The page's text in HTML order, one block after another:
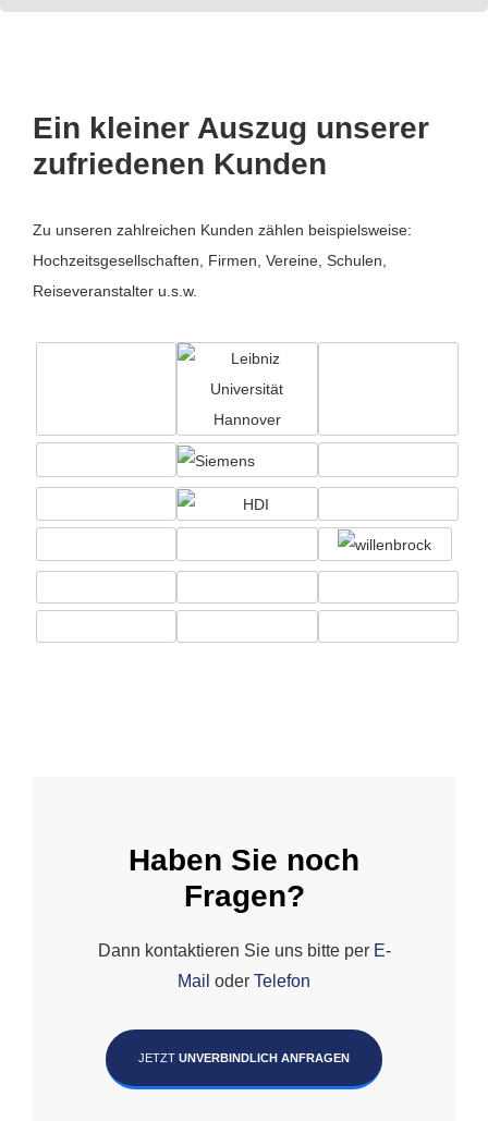
Ein kleiner Auszug unserer
zufriedenen Kunden
Zu unseren zahlreichen Kunden zählen beispielsweise:
Hochzeitsgesellschaften, Firmen, Vereine, Schulen,
Reiseveranstalter u.s.w.
Haben Sie noch
Fragen?
Dann kontaktieren Sie uns bitte per E-
Mail oder Telefon
JETZT UNVERBINDLICH ANFRAGEN